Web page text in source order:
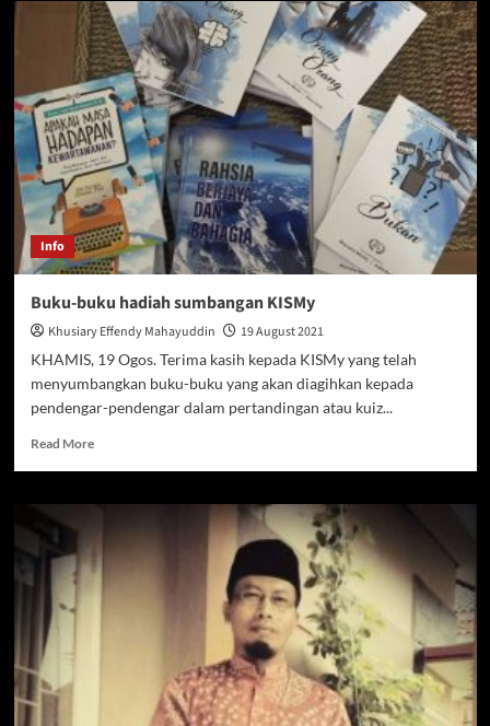
Puisi
Artistik
(PPA)
Info
Buku-buku hadiah sumbangan KISMy
Khusiary Effendy Mahayuddin
19 August 2021
KHAMIS, 19 Ogos. Terima kasih kepada KISMy yang telah
menyumbangkan buku-buku yang akan diagihkan kepada
pendengar-pendengar dalam pertandingan atau kuiz...
Read MoreRead
Buku-
sumbangan